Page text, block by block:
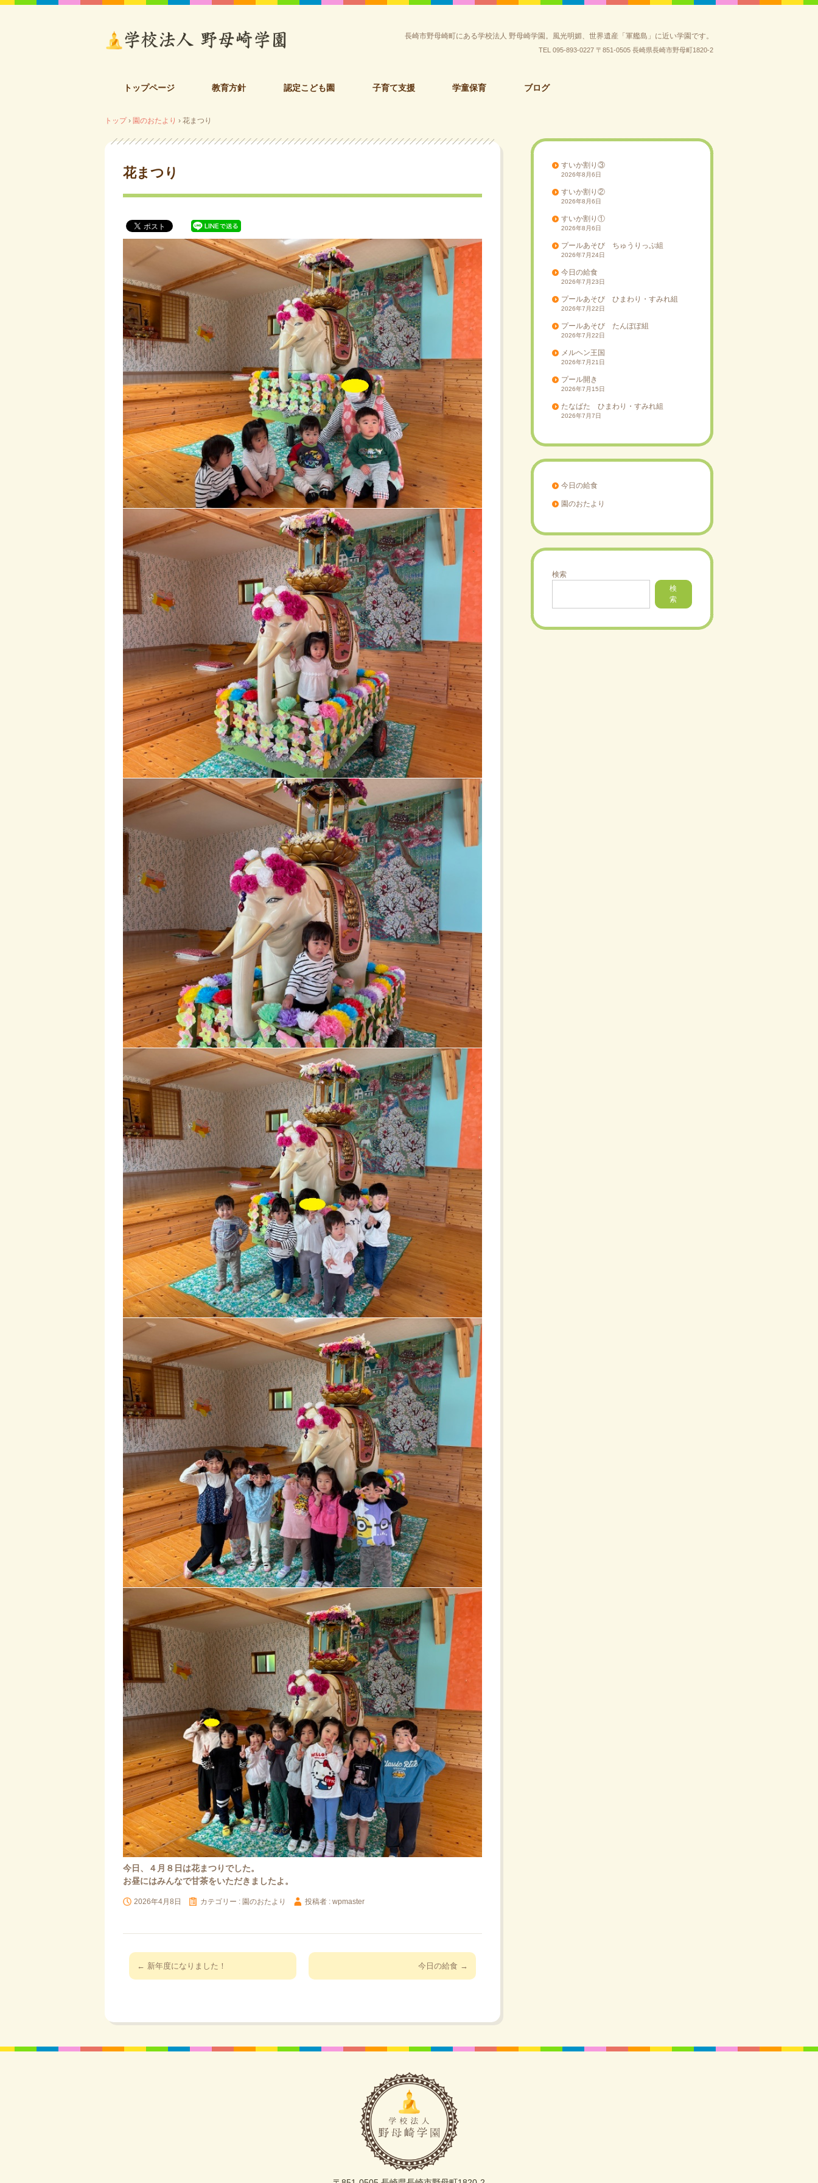
長崎市野母崎町にある学校法人 野母崎学園。風光明媚、世界遺産「軍艦島」に近い学園です。
TEL 095-893-0227 〒851-0505 長崎県長崎市野母町1820-2
トップページ 教育方針 認定こども園 子育て支援 学童保育 ブログ
トップ › 園のおたより › 花まつり
花まつり
今日、４月８日は花まつりでした。
お昼にはみんなで甘茶をいただきましたよ。
2026年4月8日 カテゴリー : 園のおたより 投稿者 : wpmaster
投
稿
ゲ
シ
← 新年度になりました！ 今日の給食 →
すいか割り③
2026年8月6日
すいか割り②
2026年8月6日
すいか割り①
2026年8月6日
プールあそび ちゅうりっぷ組
2026年7月24日
今日の給食
2026年7月23日
プールあそび ひまわり・すみれ組
2026年7月22日
プールあそび たんぽぽ組
2026年7月22日
メルヘン王国
2026年7月21日
プール開き
2026年7月15日
たなばた ひまわり・すみれ組
2026年7月7日
今日の給食
園のおたより
検索
検
索